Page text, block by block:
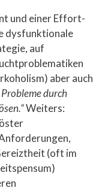
und einer Effort-
dysfunktionale
auf
aber auch
durch
Weiters:
(oft im